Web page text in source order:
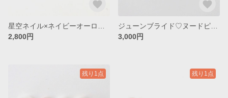
2,800円
3,000円
残り1点 残り1点